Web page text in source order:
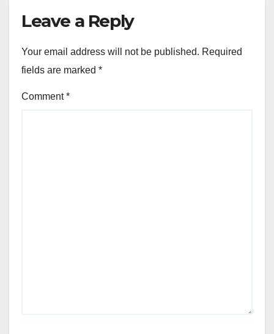
Leave a Reply
Your email address will not be published. Required
fields are marked *
Comment*